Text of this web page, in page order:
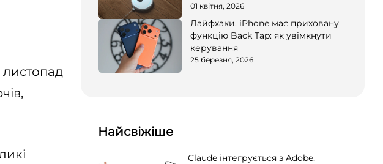
листопад
01 квітня, 2026
Лайфхаки. iPhone має приховану
функцію Back Tap: як увімкнути
керування
25 березня, 2026
Найсвіжіше
Claude інтегрується з Adobe,